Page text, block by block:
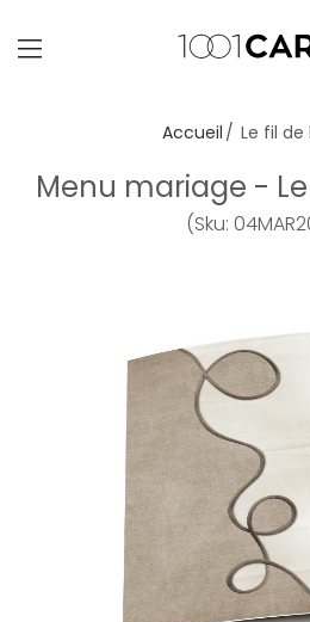
Accueil Le fil
Menu mariage -
(Sku: